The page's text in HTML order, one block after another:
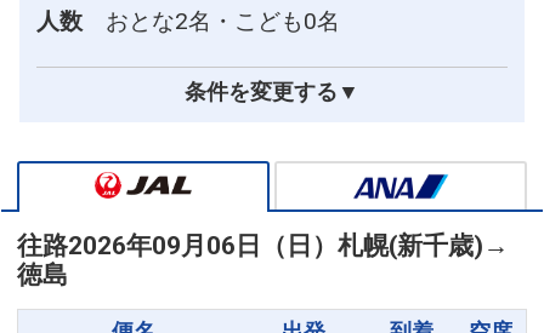
人数
おとな2名・こども0名
条件を変更する▼
往路2026年09月06日（日） 札幌(新千歳) →
徳島